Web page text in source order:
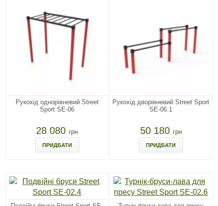
Рукохід однорівневий Street
Sport SE-06
28 080грн
ПРИДБАТИ
Рукохід дворівневий Street Sport
SE-06.1
50 180 грн
ПРИДБАТИ